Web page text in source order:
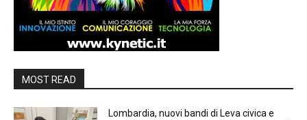
MOST READ
Lombardia, nuovi bandi di Leva civica e